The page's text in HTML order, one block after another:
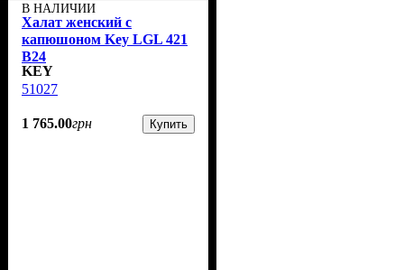
В НАЛИЧИИ
Халат женский с
капюшоном Key LGL 421
B24
KEY
51027
1 765.00грн Купить